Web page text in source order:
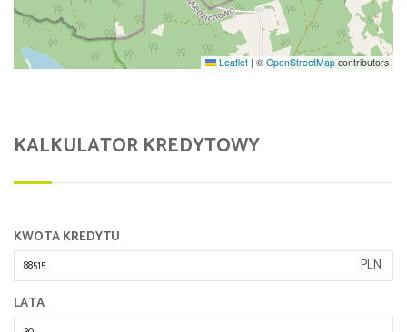
Leaflet | © OpenStreetMap contributors
KALKULATOR KREDYTOWY
KWOTA KREDYTU
PLN
LATA